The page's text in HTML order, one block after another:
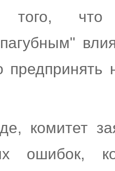
того,
предпринять
комитет
ошибок,